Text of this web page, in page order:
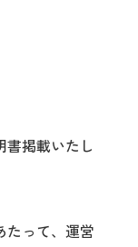
掲載いたし
たって、運営